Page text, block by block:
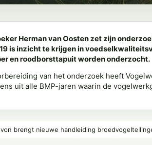
Herman van Oosten zet zijn
is inzicht te krijgen in
en roodborsttapuit worden onderzocht.
van het onderzoek heeft
uit alle BMP-jaren waarin de
brengt nieuwe handleiding